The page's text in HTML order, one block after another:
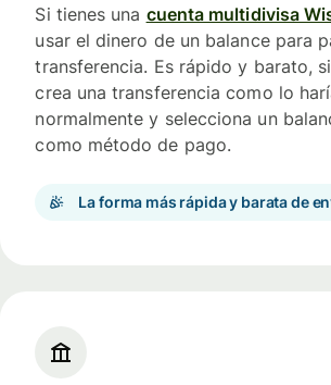
Si tienes una cuenta multidivisa
usar el dinero de un balance para
transferencia. Es rápido y barato,
crea una transferencia como lo
normalmente y selecciona un
como método de pago.
La forma más rápida y barata de